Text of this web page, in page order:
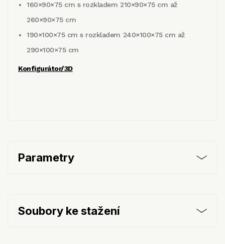
160×90×75 cm s rozkladem 210×90×75 cm až
260×90×75 cm
190×100×75 cm s rozkladem 240×100×75 cm až
290×100×75 cm
Konfigurátor/3D
Parametry
Soubory ke stažení